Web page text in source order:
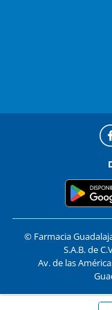
© Farmacia
S.A.B. de
Av. de las